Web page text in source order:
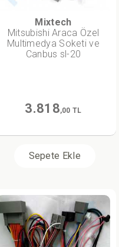
Mixtech
Mitsubishi Araca Özel
Multimedya Soketi ve
Canbus sl-20
3.818,00 TL
Sepete Ekle